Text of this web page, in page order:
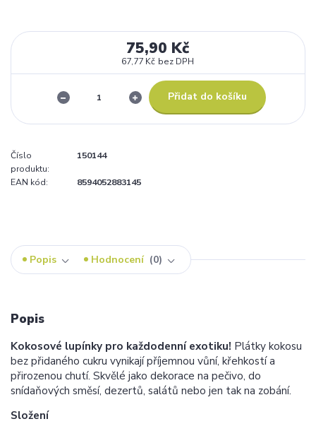
75,90 Kč
67,77 Kč bez DPH
Přidat do košíku
Číslo
produktu:
150144
EAN kód: 8594052883145
Popis Hodnocení 0
Popis
Kokosové lupínky pro každodenní exotiku! Plátky kokosu
bez přidaného cukru vynikají příjemnou vůní, křehkostí a
přirozenou chutí. Skvělé jako dekorace na pečivo, do
snídaňových směsí, dezertů, salátů nebo jen tak na zobání.
Složení